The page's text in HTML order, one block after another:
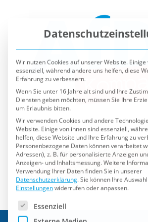
Wir nutzen Cookies auf unserer Website.
essenziell, während andere uns helfen, diese
Erfahrung zu verbessern.
Wenn Sie unter 16 Jahre alt sind und Ihre
Diensten geben möchten, müssen Sie Ihre
um Erlaubnis bitten.
Wir verwenden Cookies und andere
Website. Einige von ihnen sind essenziell,
helfen, diese Website und Ihre Erfahrung zu
Personenbezogene Daten können verarbeitet
Adressen), z. B. für personalisierte Anzeigen
Anzeigen- und Inhaltsmessung.Weitere
Verwendung Ihrer Daten finden Sie in unserer
Datenschutzerklärung. Sie können Ihre
Einstellungenwiderrufen oder anpassen.
Es folgt eine Liste der Service-
Externe Medien